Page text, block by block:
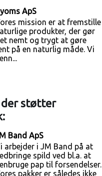
ApS
mission er at fremstille
produkter, der gør
nemt og trygt at gøre
på en naturlig måde. Vi
støtter
Band ApS
arbejder i JM Band på at
spild ved bl.a. at
pap til forsendelser.
pakker er således ikke